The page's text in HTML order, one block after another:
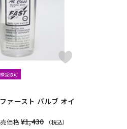
ンテージ
受取可
ァースト バルブ オイ
価格¥1,430 （税込）